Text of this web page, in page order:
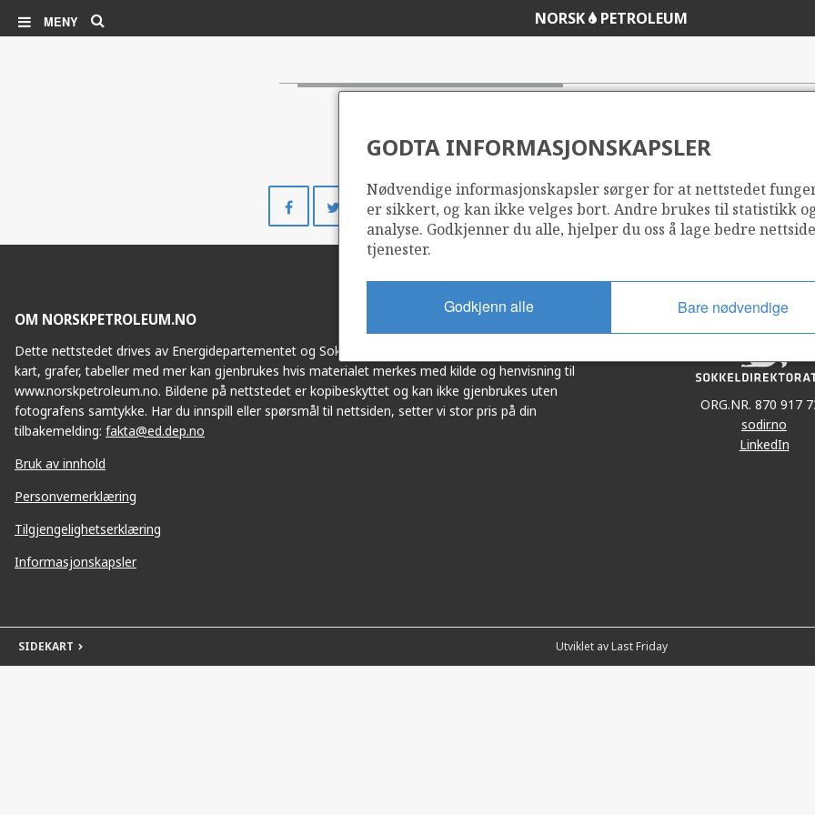
MENY NORSK PETROLEUM
på
Facebook
Del
på
Twitter
Del
på
LinkedIn
Del
i
e-
GODTA INFORMASJONSKAPSLER
Nødvendige informasjonskapsler sørger for at nettstedet
er sikkert, og kan ikke velges bort. Andre brukes til statistikk
analyse. Godkjenner du alle, hjelper du oss å lage bedre
tjenester.
Godkjenn alle Bare nødvendige
OM NORSKPETROLEUM.NO
Dette nettstedet drives av Energidepartementet og Sokkeldirektoratet i samarbeid. Illustrasjoner,
kart, grafer, tabeller med mer kan gjenbrukes hvis materialet merkes med kilde og henvisning til
www.norskpetroleum.no. Bildene på nettstedet er kopibeskyttet og kan ikke gjenbrukes uten
fotografens samtykke. Har du innspill eller spørsmål til nettsiden, setter vi stor pris på din
tilbakemelding: fakta@ed.dep.no
Bruk av innhold
Personvernerklæring
Tilgjengelighetserklæring
Informasjonskapsler
ORG.NR. 870 917
sodir.no
LinkedIn
SIDEKART Utviklet av Last Friday